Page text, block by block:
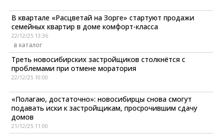
В квартале «Расцветай на Зорге» стартуют продажи
семейных квартир в доме комфорт-класса
22/12/25 13:36
в каталог
Треть новосибирских застройщиков столкнётся с
проблемами при отмене моратория
22/12/25 10:00
«Полагаю, достаточно»: новосибирцы снова смогут
подавать иски к застройщикам, просрочившим сдачу
домов
21/12/25 11:00